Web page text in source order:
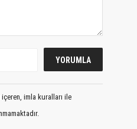
imla kuralları ile